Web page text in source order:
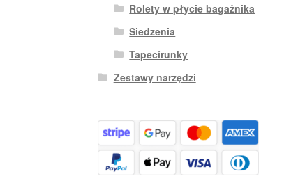
Rolety w płycie bagażnika
Siedzenia
Tapecírunky
Zestawy narzędzi